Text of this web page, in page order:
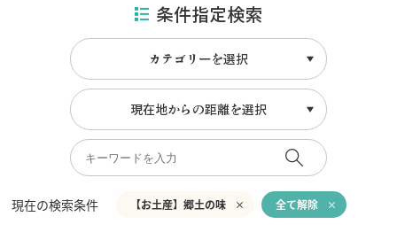
条件指定検索
カテゴリーを選択
現在地からの距離を選択
現在の検索条件 【お土産】郷土の味 全て解除